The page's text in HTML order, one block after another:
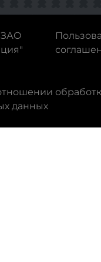
ЗАО
данных